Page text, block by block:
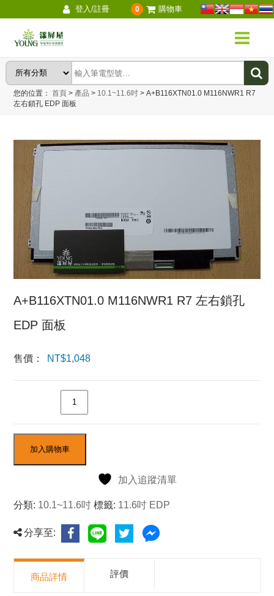
登入/註冊 0 購物車
您的位置：首頁 > 產品 > 10.1~11.6吋 > A+B116XTN01.0 M116NWR1 R7
左右鎖孔 EDP 面板
A+B116XTN01.0 M116NWR1 R7 左右鎖孔
EDP 面板
售價： NT$1,048
加入購物車
加入追蹤清單
分類: 10.1~11.6吋 標籤: 11.6吋 EDP
分享至:
商品詳情 評價